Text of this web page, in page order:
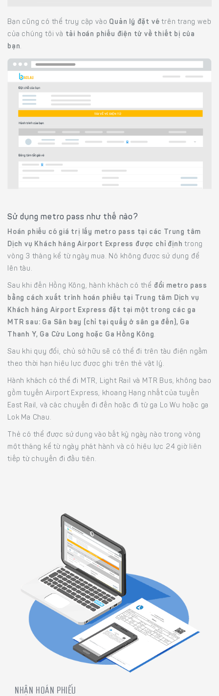
Bạn cũng có thể truy cập vào Quản lý đặt vé trên trang web
của chúng tôi và tải hoán phiếu điện tử về thiết bị của
bạn.
Sử dụng metro pass như thế nào?
Hoán phiếu có giá trị lấy metro pass tại các Trung tâm
Dịch vụ Khách hàng Airport Express được chỉ định trong
vòng 3 tháng kể từ ngày mua. Nó không được sử dụng để
lên tàu.
Sau khi đến Hồng Kông, hành khách có thể đổi metro pass
bằng cách xuất trình hoán phiếu tại Trung tâm Dịch vụ
Khách hàng Airport Express đặt tại một trong các ga
MTR sau: Ga Sân bay (chỉ tại quầy ở sân ga đến), Ga
Thanh Y, Ga Cửu Long hoặc Ga Hồng Kông.
Sau khi quy đổi, chủ sở hữu sẽ có thể đi trên tàu điện ngầm
theo thời hạn hiệu lực được ghi trên thẻ vật lý.
Hành khách có thể đi MTR, Light Rail và MTR Bus, không bao
gồm tuyến Airport Express, khoang Hạng nhất của tuyến
East Rail, và các chuyến đi đến hoặc đi từ ga Lo Wu hoặc ga
Lok Ma Chau.
Thẻ có thể được sử dụng vào bất kỳ ngày nào trong vòng
một tháng kể từ ngày phát hành và có hiệu lực 24 giờ liên
tiếp từ chuyến đi đầu tiên.
NHẬN HOÁN PHIẾU